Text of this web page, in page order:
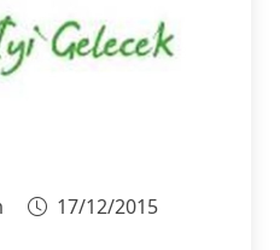
17/12/2015